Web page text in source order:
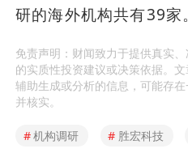
研的海外机构共有39家。
免责声明：财闻致力于提供真实
的实质性投资建议或决策依据。
辅助生成或分析的信息，可能存
并核实。
#机构调研 # 胜宏科技